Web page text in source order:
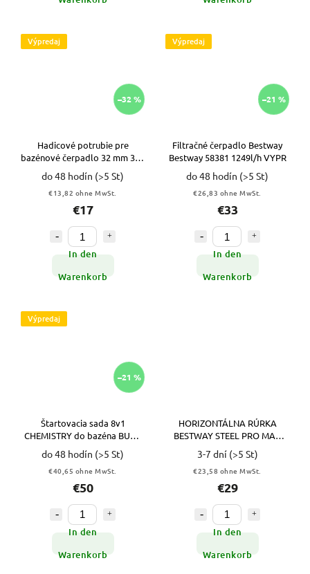
Výpredaj
–32 %
Hadicové potrubie pre
bazénové čerpadlo 32 mm 3 m
Bestway 58369 VYPR
do 48 hodín (>5 St)
€13,82 ohne MwSt.
€17
In den
Warenkorb
Výpredaj
–21 %
Filtračné čerpadlo Bestway
Bestway 58381 1249l/h VYPR
do 48 hodín (>5 St)
€26,83 ohne MwSt.
€33
In den
Warenkorb
Výpredaj
–21 %
Štartovacia sada 8v1
CHEMISTRY do bazéna BUOY
GAMIX VYPR
do 48 hodín (>5 St)
€40,65 ohne MwSt.
€50
In den
Warenkorb
HORIZONTÁLNA RÚRKA
BESTWAY STEEL PRO MAX
PRE RÁM BAZÉNA 366 x 100
CM - RATAN VYPR
3-7 dní (>5 St)
€23,58 ohne MwSt.
€29
In den
Warenkorb